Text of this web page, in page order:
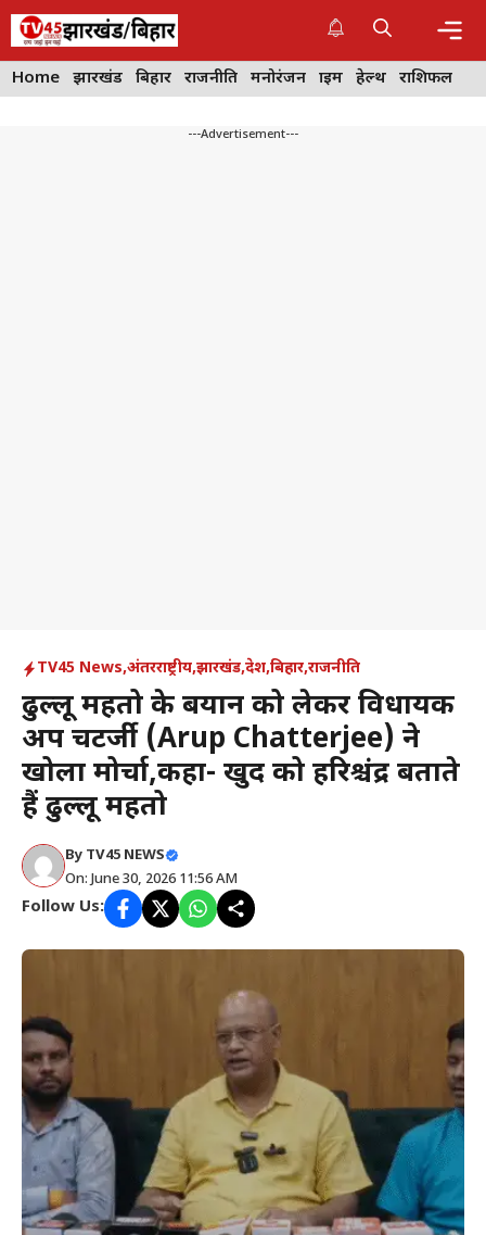
Skip
content
Home झारखंड बिहार राजनीति मनोरंजन क्राइम हेल्थ राशिफल
---Advertisement---
TV45 News,अंतरराष्ट्रीय,झारखंड,देश,बिहार,राजनीति
ढुल्लू महतो के बयान को लेकर विधायक
अरूप चटर्जी (Arup Chatterjee) ने
खोला मोर्चा,कहा- खुद को हरिश्चंद्र बताते
हैं ढुल्लू महतो
By TV45 NEWS
On: June 30, 2026 11:56 AM
Follow Us: